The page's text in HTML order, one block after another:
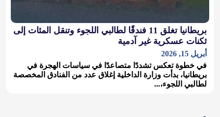
بريطانيا تغلق 11 فندقًا لطالبي اللجوء وتنقل المئات إلى
ثكنات عسكرية غير آدمية
أبريل 15, 2026
في خطوة تعكس تشددًا متصاعدًا في سياسات الهجرة في
بريطانيا، بدأت وزارة الداخلية إغلاق عدد من الفنادق المخصصة
لطالبي اللجوء،...